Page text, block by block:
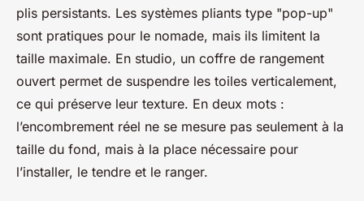
plis persistants. Les systèmes pliants type "pop-up"
sont pratiques pour le nomade, mais ils limitent la
taille maximale. En studio, un coffre de rangement
ouvert permet de suspendre les toiles verticalement,
ce qui préserve leur texture. En deux mots :
l’encombrement réel ne se mesure pas seulement à la
taille du fond, mais à la place nécessaire pour
l’installer, le tendre et le ranger.